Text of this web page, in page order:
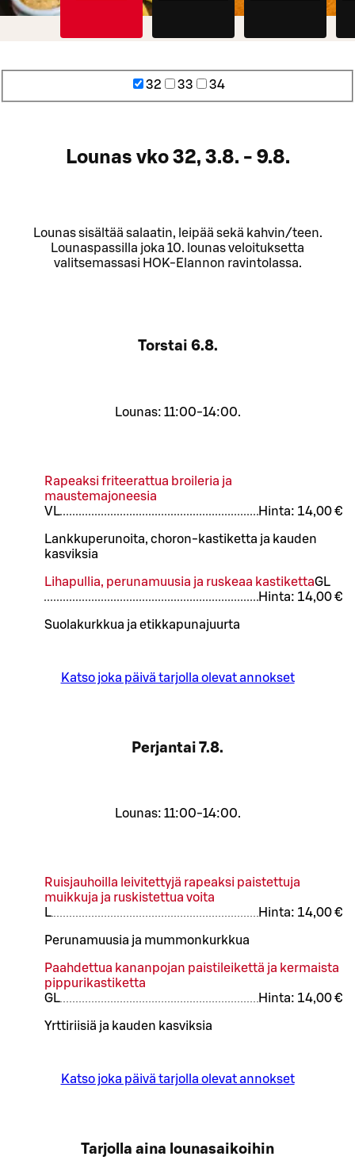
32 33 34
Lounas vko 32, 3.8. - 9.8.
Lounas sisältää salaatin, leipää sekä kahvin/teen.
Lounaspassilla joka 10. lounas veloituksetta
valitsemassasi HOK-Elannon ravintolassa.
Torstai 6.8.
Lounas: 11:00-14:00.
Rapeaksi friteerattua broileria ja
maustemajoneesia
VL
Hinta: 14,00 €
Lankkuperunoita, choron-kastiketta ja kauden
kasviksia
Lihapullia, perunamuusia ja ruskeaa kastikettaGL
Hinta: 14,00 €
Suolakurkkua ja etikkapunajuurta
Katso joka päivä tarjolla olevat annokset
Perjantai 7.8.
Lounas: 11:00-14:00.
Ruisjauhoilla leivitettyjä rapeaksi paistettuja
muikkuja ja ruskistettua voita
L
Hinta: 14,00 €
Perunamuusia ja mummonkurkkua
Paahdettua kananpojan paistileikettä ja kermaista
pippurikastiketta
GL Hinta: 14,00 €
Yrttiriisiä ja kauden kasviksia
Katso joka päivä tarjolla olevat annokset
Tarjolla aina lounasaikoihin